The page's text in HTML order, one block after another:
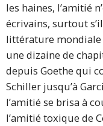
les haines, l’amitié
écrivains, surtout
littérature mondiale
une dizaine de
depuis Goethe qui
Schiller jusqu’à
l’amitié se brisa à
l’amitié toxique de